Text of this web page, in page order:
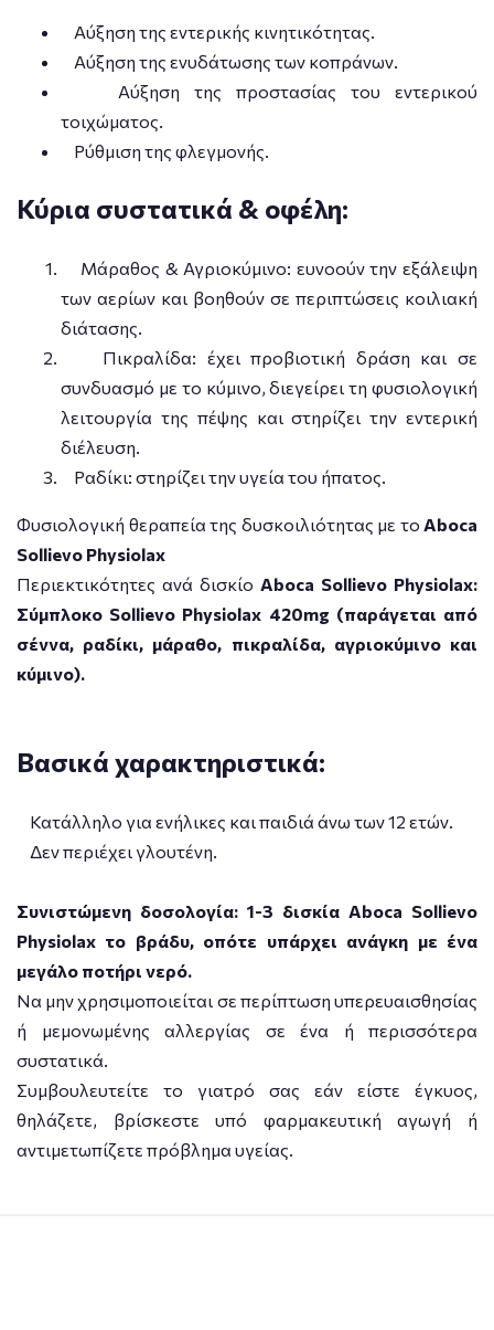
Αύξηση της εντερικής κινητικότητας.
Αύξηση της ενυδάτωσης των κοπράνων.
Αύξηση της προστασίας του εντερικού
τοιχώματος.
Ρύθμιση της φλεγμονής.
Κύρια συστατικά & οφέλη:
Μάραθος & Αγριοκύμινο: ευνοούν την εξάλειψη
των αερίων και βοηθούν σε περιπτώσεις κοιλιακή
διάτασης.
Πικραλίδα: έχει προβιοτική δράση και σε
συνδυασμό με το κύμινο, διεγείρει τη φυσιολογική
λειτουργία της πέψης και στηρίζει την εντερική
διέλευση.
Ραδίκι: στηρίζει την υγεία του ήπατος.
Φυσιολογική θεραπεία της δυσκοιλιότητας με το Aboca
Sollievo Physiolax
Περιεκτικότητες ανά δισκίο Aboca Sollievo Physiolax:
Σύμπλοκο Sollievo Physiolax 420mg (παράγεται από
σέννα, ραδίκι, μάραθο, πικραλίδα, αγριοκύμινο και
κύμινο).
Βασικά χαρακτηριστικά:
Κατάλληλο για ενήλικες και παιδιά άνω των 12 ετών.
Δεν περιέχει γλουτένη.
Συνιστώμενη δοσολογία: 1-3 δισκία Aboca Sollievo
Physiolax το βράδυ, οπότε υπάρχει ανάγκη με ένα
μεγάλο ποτήρι νερό.
Να μην χρησιμοποιείται σε περίπτωση υπερευαισθησίας
ή μεμονωμένης αλλεργίας σε ένα ή περισσότερα
συστατικά.
Συμβουλευτείτε το γιατρό σας εάν είστε έγκυος,
θηλάζετε, βρίσκεστε υπό φαρμακευτική αγωγή ή
αντιμετωπίζετε πρόβλημα υγείας.